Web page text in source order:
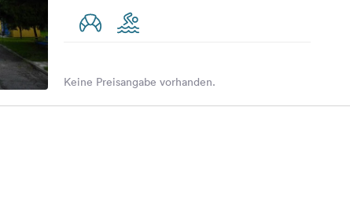
Keine Preisangabe vorhanden.